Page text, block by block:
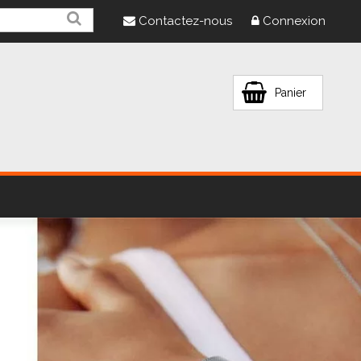
Connexion
Contactez-nous
Panier